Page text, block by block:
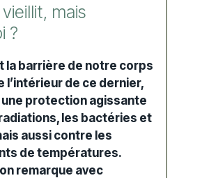
mais
?
la barrière de notre corps
l’intérieur de ce dernier,
protection agissante
les bactéries et
aussi contre les
de températures.
remarque avec